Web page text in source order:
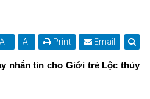
A+ A- Print Email
nhắn tin cho Giới trẻ Lộc thủy